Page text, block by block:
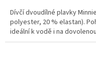
Dívčí dvoudílné plavky
polyester, 20 % elastan).
ideální k vodě i na